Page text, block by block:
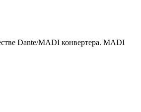
Dante/MADI конвертера. MADI